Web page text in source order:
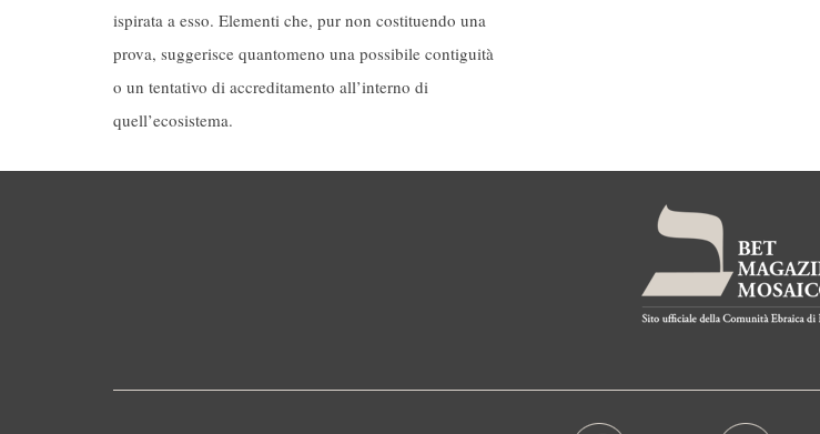
ispirata a esso. Elementi che, pur non costituendo una
prova, suggerisce quantomeno una possibile contiguità
o un tentativo di accreditamento all’interno di
quell’ecosistema.